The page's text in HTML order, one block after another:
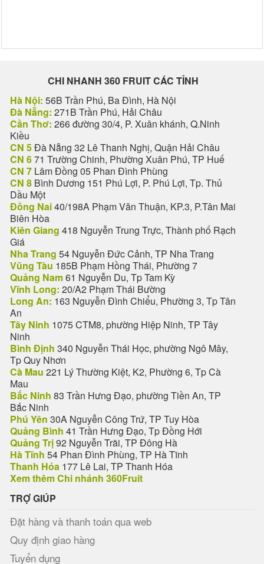
CHI NHANH 360 FRUIT CÁC TỈNH
Hà Nội: 56B Trần Phú, Ba Đình, Hà Nội
Đà Nẵng: 271B Trần Phú, Hải Châu
Cần Thơ: 266 đường 30/4, P. Xuân khánh, Q.Ninh
Kiều
CN 5Đà Nẵng 32 Lê Thanh Nghị, Quận Hải Châu
CN 671 Trường Chinh, Phường Xuân Phú, TP Huế
CN 7 Lâm Đồng 05 Phan Đình Phùng
CN 8 Bình Dương 151 Phú Lợi, P. Phú Lợi, Tp. Thủ
Dầu Một
Đồng Nai40/198A Phạm Văn Thuận, KP.3, P.Tân Mai
Biên Hòa
Kiên Giang 418 Nguyễn Trung Trực, Thành phố Rạch
Giá
Nha Trang 54 Nguyễn Đức Cảnh, TP Nha Trang
Vũng Tàu 185B Phạm Hồng Thái, Phường 7
Quảng Nam61 Nguyễn Du, Tp Tam Kỳ
Vĩnh Long: 20/A2 Phạm Thái Bường
Long An: 163 Nguyễn Đình Chiểu, Phường 3, Tp Tân
An
Tây Ninh 1075 CTM8, phường Hiệp Ninh, TP Tây
Ninh
Bình Định 340 Nguyễn Thái Học, phường Ngô Mây,
Tp Quy Nhơn
Cà Mau 221 Lý Thường Kiệt, K2, Phường 6, Tp Cà
Mau
Bắc Ninh 83 Trần Hưng Đạo, phường Tiền An, TP
Bắc Ninh
Phú Yên 30A Nguyễn Công Trứ, TP Tuy Hòa
Quảng Bình 41 Trần Hưng Đạo, Tp Đồng Hới
Quảng Trị92 Nguyễn Trãi, TP Đông Hà
Hà Tĩnh 54 Phan Đình Phùng, TP Hà Tĩnh
Thanh Hóa 177 Lê Lai, TP Thanh Hóa
Xem thêm Chi nhánh 360Fruit
TRỢ GIÚP
Đặt hàng và thanh toán qua web
Quy định giao hàng
Tuyển dụng